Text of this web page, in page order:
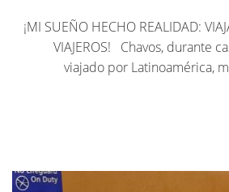
¡MI SUEÑO HECHO REALIDAD:
VIAJEROS! Chavos, durante
viajado por Latinoamérica,